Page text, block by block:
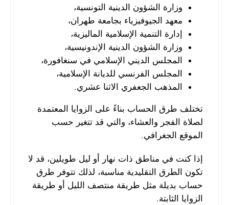
وزارة الشؤون الدينية التونسية،
معهد الجيوفيزياء بجامعة طهران،
إدارة التنمية الإسلامية الماليزية،
وزارة الشؤون الدينية الإندونيسية،
المجلس الديني الإسلامي في سنغافورة،
المجلس الفرنسي للديانة الإسلامية،
المذهب الجعفري الاثنا عشري.
تختلف طرق الحساب بناءً على الزوايا المعتمدة
لصلاة الفجر والعشاء، والتي قد تتغير حسب
الموقع الجغرافي.
إذا كنت في مناطق ذات نهار أو ليل طويلين، قد لا
تكون الطرق التقليدية مناسبة، لذلك تتوفر طرق
حساب بديلة مثل طريقة منتصف الليل أو طريقة
الزوايا الثابتة.